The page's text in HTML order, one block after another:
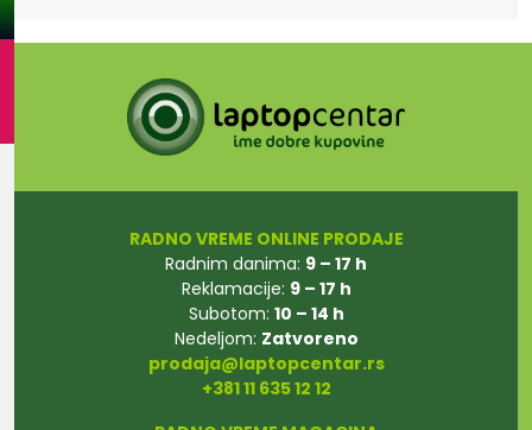
RADNO VREME ONLINE PRODAJE
Radnim danima: 9 – 17 h
Reklamacije: 9 – 17 h
Subotom: 10 – 14 h
Nedeljom: Zatvoreno
prodaja@laptopcentar.rs
+381 11 635 12 12